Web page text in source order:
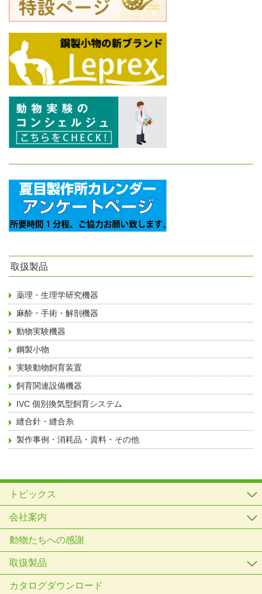
取扱製品
薬理・生理学研究機器
麻酔・手術・解剖機器
動物実験機器
鋼製小物
実験動物飼育装置
飼育関連設備機器
IVC 個別換気型飼育システム
縫合針・縫合糸
製作事例・消耗品・資料・その他
トピックス
会社案内
動物たちへの感謝
取扱製品
カタログダウンロード